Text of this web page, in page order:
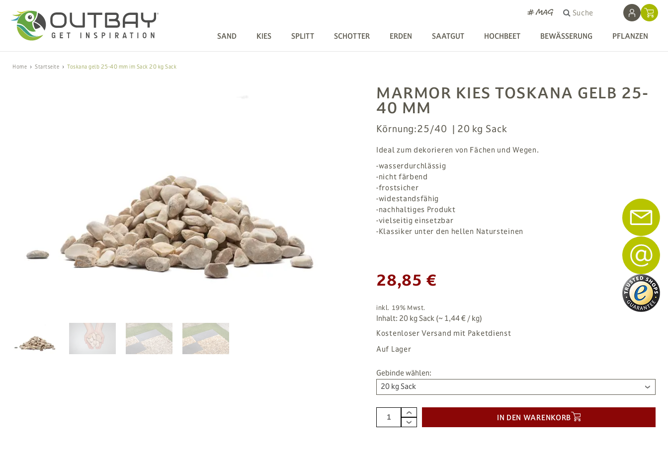
# MAG Suche
SAND KIES SPLITT SCHOTTER ERDEN SAATGUT HOCHBEET BEWÄSSERUNG PFLANZEN
Home Startseite Toskana gelb 25-40 mm im Sack 20 kg Sack
MARMOR KIES TOSKANA GELB 25-
40 MM
Körnung:25/40 20 kg Sack
Ideal zum dekorieren von Fächen und Wegen.
-wasserdurchlässig
-nicht färbend
-frostsicher
-widestandsfähig
-nachhaltiges Produkt
-vielseitig einsetzbar
-Klassiker unter den hellen Natursteinen
28,85 €
inkl. 19% Mwst.
Inhalt: 20 kg Sack (~ 1,44 € / kg)
Kostenloser Versand mit Paketdienst
Auf Lager
Gebinde wählen:
20 kg Sack
IN DEN WARENKORB